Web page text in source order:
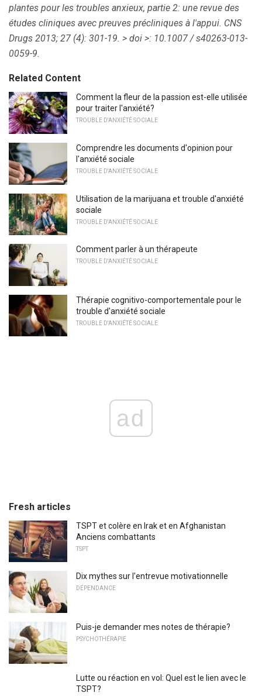
plantes pour les troubles anxieux, partie 2: une revue des
études cliniques avec preuves précliniques à l'appui. CNS
Drugs 2013; 27 (4): 301-19. > doi >: 10.1007 / s40263-013-
0059-9.
Related Content
Comment la fleur de la passion est-elle utilisée
pour traiter l'anxiété?
TROUBLE D'ANXIÉTÉ SOCIALE
Comprendre les documents d'opinion pour
l'anxiété sociale
TROUBLE D'ANXIÉTÉ SOCIALE
Utilisation de la marijuana et trouble d'anxiété
sociale
TROUBLE D'ANXIÉTÉ SOCIALE
Comment parler à un thérapeute
TROUBLE D'ANXIÉTÉ SOCIALE
Thérapie cognitivo-comportementale pour le
trouble d'anxiété sociale
TROUBLE D'ANXIÉTÉ SOCIALE
ad
Fresh articles
TSPT et colère en Irak et en Afghanistan
Anciens combattants
TSPT
Dix mythes sur l'entrevue motivationnelle
DÉPENDANCE
Puis-je demander mes notes de thérapie?
PSYCHOTHÉRAPIE
Lutte ou réaction en vol: Quel est le lien avec le
TSPT?